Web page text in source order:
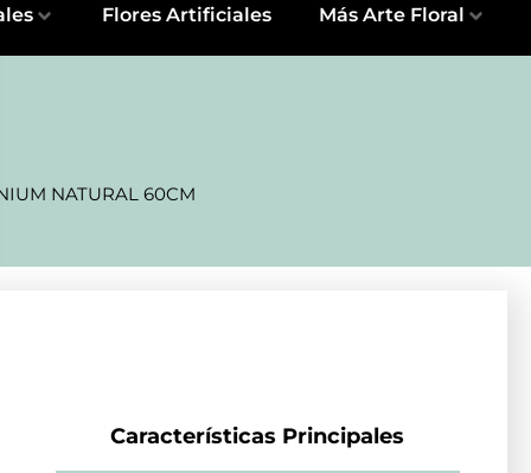
Flores Artificiales Más Arte Floral
NATURAL 60CM
Características Principales